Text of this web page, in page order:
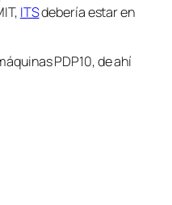
ITSdebería estar en
PDP10, de ahí